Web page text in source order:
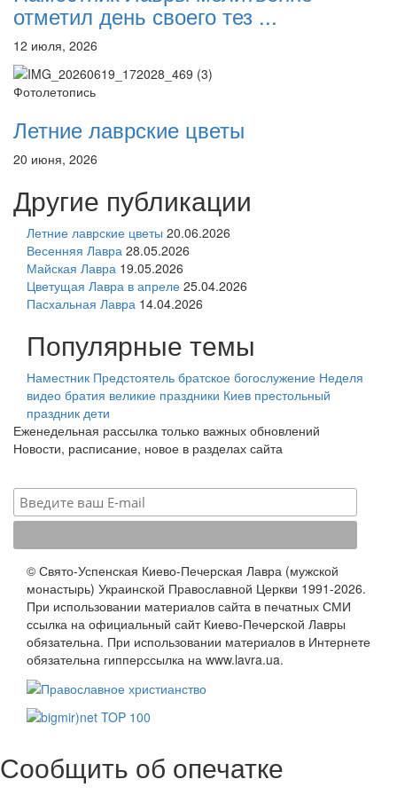
отметил день своего тез ...
12 июля, 2026
Фотолетопись
Летние лаврские цветы
20 июня, 2026
Другие публикации
Летние лаврские цветы 20.06.2026
Весенняя Лавра 28.05.2026
Майская Лавра 19.05.2026
Цветущая Лавра в апреле 25.04.2026
Пасхальная Лавра 14.04.2026
Популярные темы
Наместник Предстоятель братское богослужение Неделя
видео братия великие праздники Киев престольный
праздник дети
Еженедельная рассылка только важных обновлений
Новости, расписание, новое в разделах сайта
© Свято-Успенская Киево-Печерская Лавра (мужской
монастырь) Украинской Православной Церкви 1991-2026.
При использовании материалов сайта в печатных СМИ
ссылка на официальный сайт Киево-Печерской Лавры
обязательна. При использовании материалов в Интернете
обязательна гипперссылка на www.lavra.ua.
Сообщить об опечатке